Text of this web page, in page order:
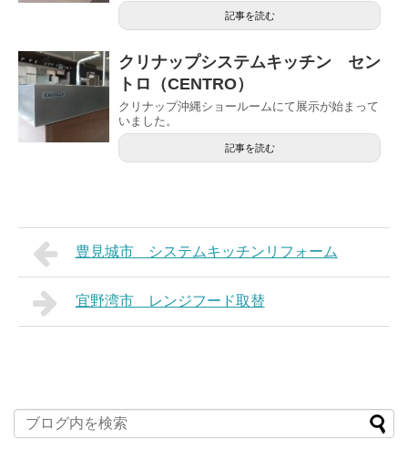
記事を読む
クリナップシステムキッチン セン
トロ（CENTRO）
クリナップ沖縄ショールームにて展示が始まって
いました。
記事を読む
豊見城市 システムキッチンリフォーム
宜野湾市 レンジフード取替